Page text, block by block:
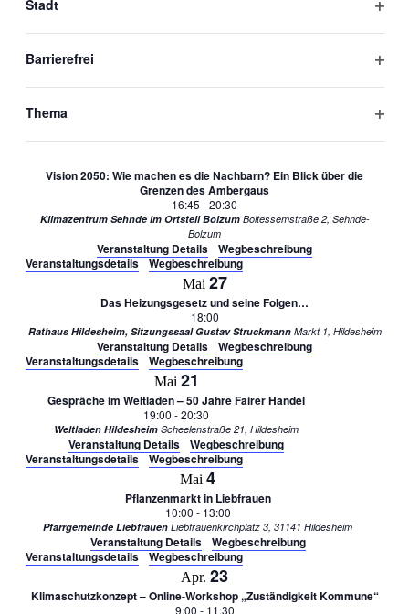
Stadt
Barrierefrei
Thema
Kreishaus Großer Sitzungssaal
Veranstaltungsdetails
Wegbeschreibung
10:00-17:00
Veranstaltung Details
Vision 2050: Wie machen es die Nachbarn? Ein Blick über die
Grenzen des Ambergaus
16:45 -20:30
Klimazentrum Sehnde im Ortsteil Bolzum Boltessemstraße 2, Sehnde-
Bolzum
Veranstaltung Details
Wegbeschreibung
Veranstaltungsdetails
Wegbeschreibung
Mai 27
Das Heizungsgesetz und seine Folgen…
18:00
Rathaus Hildesheim, Sitzungssaal Gustav Struckmann Markt 1, Hildesheim
Veranstaltung Details
Wegbeschreibung
Veranstaltungsdetails
Wegbeschreibung
Mai 21
Gespräche im Weltladen – 50 Jahre Fairer Handel
19:00 -20:30
Weltladen Hildesheim Scheelenstraße 21, Hildesheim
Veranstaltung Details
Wegbeschreibung
Veranstaltungsdetails
Wegbeschreibung
Mai 4
Pflanzenmarkt in Liebfrauen
10:00 - 13:00
Pfarrgemeinde Liebfrauen Liebfrauenkirchplatz 3, 31141 Hildesheim
Veranstaltung Details
Wegbeschreibung
Veranstaltungsdetails
Wegbeschreibung
Apr. 23
Klimaschutzkonzept – Online-Workshop „Zuständigkeit Kommune“
9:00 - 11:30